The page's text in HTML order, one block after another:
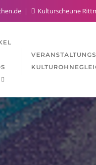
Kulturscheune